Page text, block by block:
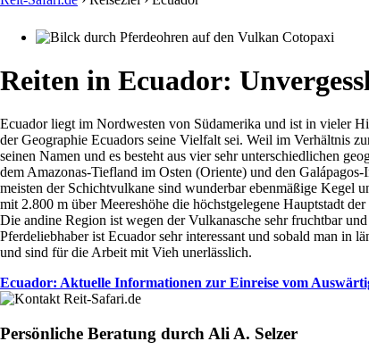
are
here
Reiten in Ecuador:
Ecuador liegt im Nordwesten von Südamerika und ist in vieler
der Geographie Ecuadors seine Vielfalt sei. Weil im Verhältnis
seinen Namen und es besteht aus vier sehr unterschiedlichen
dem Amazonas-Tiefland im Osten (Oriente) und den
meisten der Schichtvulkane sind wunderbar ebenmäßige Kegel
mit 2.800 m über Meereshöhe die höchstgelegene Hauptstadt
Die andine Region ist wegen der Vulkanasche sehr fruchtbar
Pferdeliebhaber ist Ecuador sehr interessant und sobald man
und sind für die Arbeit mit Vieh unerlässlich.
Ecuador: Aktuelle Informationen zur Einreise vom
Persönliche Beratung durch Ali A. Selzer